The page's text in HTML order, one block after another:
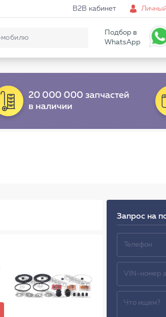
B2B кабинет
Подбор в
WhatsApp
Запрос на